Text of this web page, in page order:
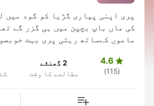
پری اپنی پیاری گڑیا کو گود میں
کی ماں باپ بچپن میں ہی گزر گے
ماموں کےساتھ رہتی پری بہت

4.6
(115)
2 گھنٹے
مطالعے کا وقت